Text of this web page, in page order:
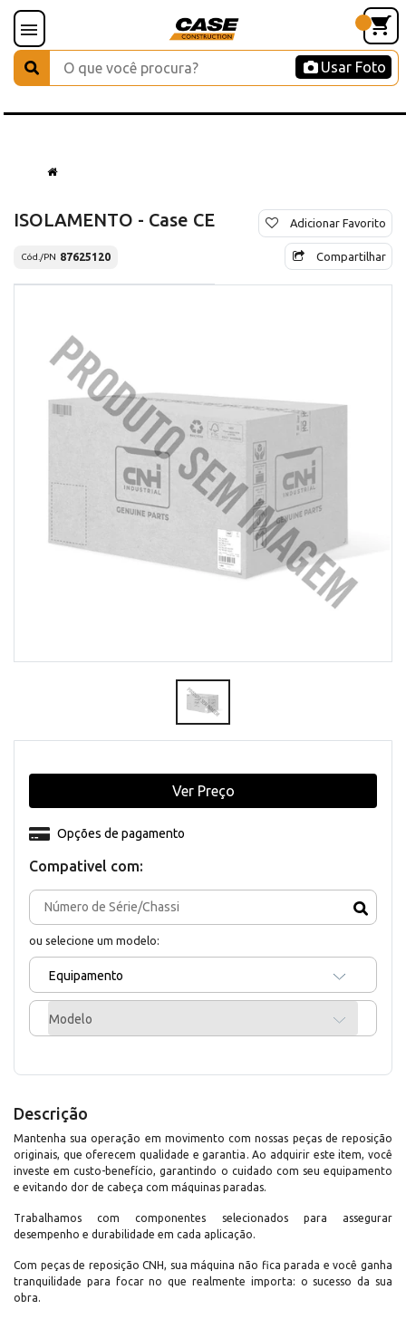
Usar Foto
ISOLAMENTO - Case CE
Cód./PN 87625120
Adicionar Favorito
Compartilhar
Compativel com:
ou selecione um modelo:
Equipamento
Modelo
Opções de pagamento
Ver Preço
Descrição
Mantenha sua operação em movimento com nossas peças de reposição
originais, que oferecem qualidade e garantia. Ao adquirir este item, você
investe em custo-benefício, garantindo o cuidado com seu equipamento
e evitando dor de cabeça com máquinas paradas.
Trabalhamos com componentes selecionados para assegurar
desempenho e durabilidade em cada aplicação.
Com peças de reposição CNH, sua máquina não fica parada e você ganha
tranquilidade para focar no que realmente importa: o sucesso da sua
obra.